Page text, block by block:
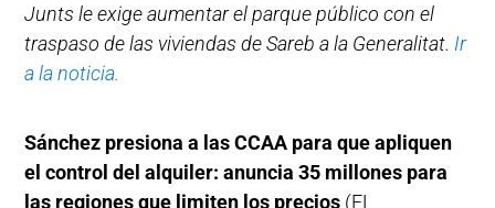
Junts le exige aumentar el parque público con el
traspaso de las viviendas de Sareb a la Generalitat. Ir
a la noticia.
Sánchez presiona a las CCAA para que apliquen
el control del alquiler: anuncia 35 millones para
las regiones que limiten los precios (EL